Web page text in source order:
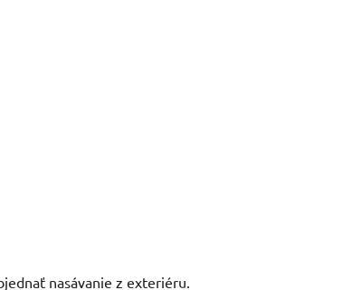
nasávanie z exteriéru.